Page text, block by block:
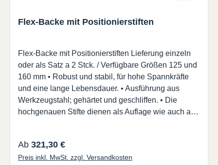
Flex-Backe mit Positionierstiften
Flex-Backe mit Positionierstiften Lieferung einzeln
oder als Satz a 2 Stck. / Verfügbare Größen 125 und
160 mm • Robust und stabil, für hohe Spannkräfte
und eine lange Lebensdauer. • Ausführung aus
Werkzeugstahl; gehärtet und geschliffen. • Die
hochgenauen Stifte dienen als Auflage wie auch als
Standard-Druckluftpistole• Ventile an beiden
Stirnseiten für höchste Bedienerfreundlichkeit. •
Regulärer Preis:
Ab 321,30 €
Preis inkl. MwSt. zzgl. Versandkosten